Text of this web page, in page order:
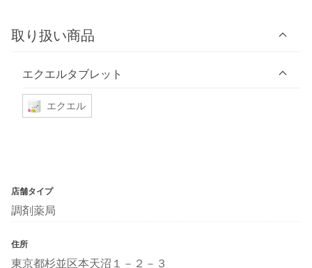
取り扱い商品
エクエルタブレット
エクエル
店舗タイプ
調剤薬局
住所
東京都杉並区本天沼１－２－３